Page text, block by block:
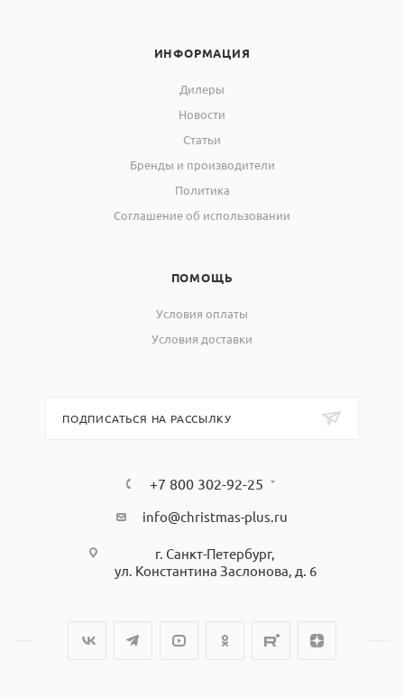
ИНФОРМАЦИЯ
Дилеры
Новости
Статьи
Бренды и производители
Политика
Соглашение об использовании
ПОМОЩЬ
Условия оплаты
Условия доставки
ПОДПИСАТЬСЯ НА РАССЫЛКУ
+7 800 302-92-25
info@christmas-plus.ru
г. Санкт-Петербург,
ул. Константина Заслонова, д. 6